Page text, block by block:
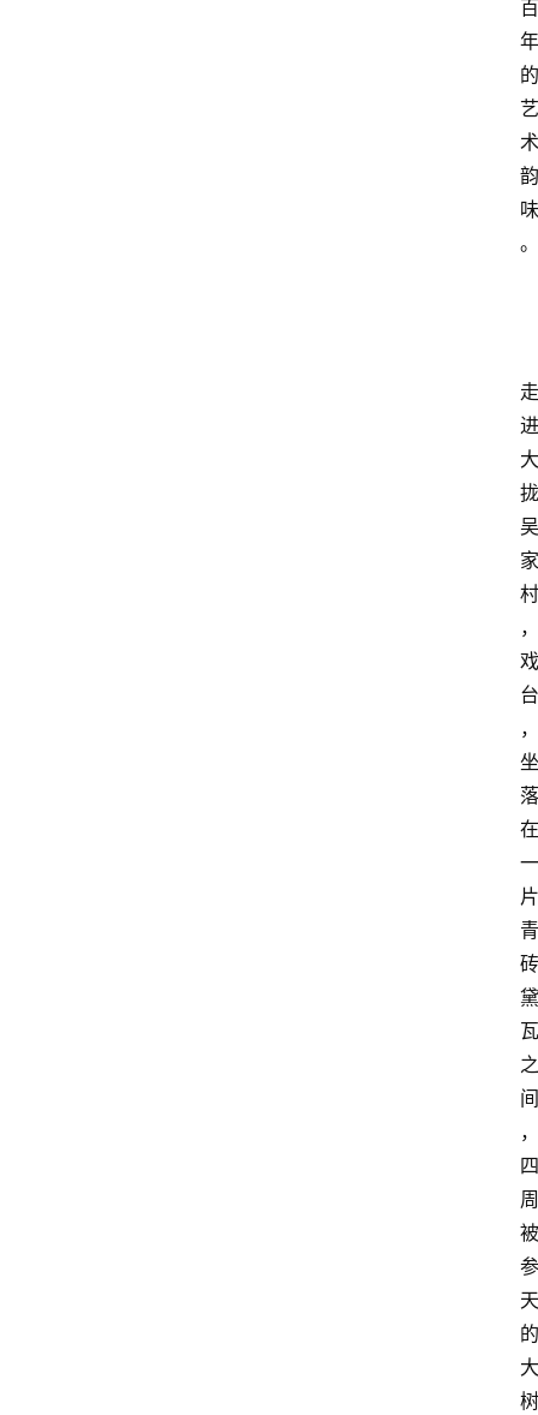
百
年
的
艺
术
韵
味
。
走
进
大
拢
吴
家
村
，
戏
台
，
坐
落
在
一
片
青
砖
黛
瓦
之
间
，
四
周
被
参
天
的
大
树